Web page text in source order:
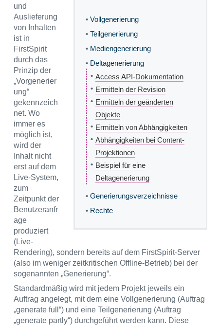
• Vollgenerierung
• Teilgenerierung
• Mediengenerierung
• Deltagenerierung
• Access API-Dokumentation
• Ermitteln der Revision
• Ermitteln der geänderten
Objekte
• Ermitteln von Abhängigkeiten
• Abhängigkeiten bei Content-
Projektionen
• Beispiel für eine
Deltagenerierung
• Generierungsverzeichnisse
• Rechte
und
Auslieferung
von Inhalten
ist in
FirstSpirit
durch das
Prinzip der
„Vorgenerier
ung“
gekennzeich
net. Wo
immer es
möglich ist,
wird der
Inhalt nicht
erst auf dem
Live-System,
zum
Zeitpunkt der
Benutzeranfr
age
produziert
(Live-
Rendering), sondern bereits auf dem FirstSpirit-Server
(also im weniger zeitkritischen Offline-Betrieb) bei der
sogenannten „Generierung“.
Standardmäßig wird mit jedem Projekt jeweils ein
Auftrag angelegt, mit dem eine Vollgenerierung (Auftrag
„generate full“) und eine Teilgenerierung (Auftrag
„generate partly“) durchgeführt werden kann. Diese